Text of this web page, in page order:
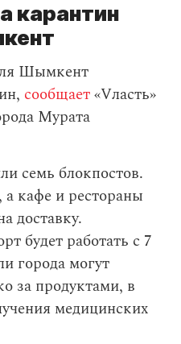
карантин
Шымкент
сообщает«Vласть»
Мурата
семь блокпостов.
а кафе и рестораны
доставку.
будет работать с 7
города могут
за продуктами, в
медицинских